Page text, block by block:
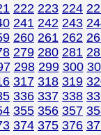
222 223 224
241 242 243
260 261 262
279 280 281
298 299 300
317 318 319
336 337 338
355 356 357
374 375 376